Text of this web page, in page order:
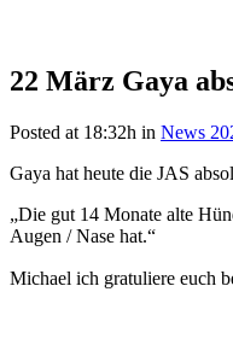
22 März Gaya
Posted at 18:32h in News
Gaya hat heute die JAS
„Die gut 14 Monate alte
Augen / Nase hat.“
Michael ich gratuliere euch